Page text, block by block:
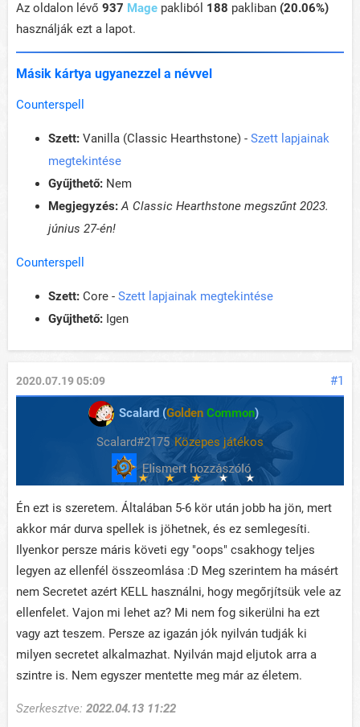
Az oldalon lévő 937 Mage pakliból 188 pakliban (20.06%)
használják ezt a lapot.
Másik kártya ugyanezzel a névvel
Counterspell
Szett: Vanilla (Classic Hearthstone) - Szett lapjainak
megtekintése
Gyűjthető: Nem
Megjegyzés: A Classic Hearthstone megszűnt 2023.
június 27-én!
Counterspell
Szett: Core - Szett lapjainak megtekintése
Gyűjthető: Igen
#1
2020.07.19 05:09
Scalard (Golden Common)
Scalard#2175 Közepes játékos
Én ezt is szeretem. Általában 5-6 kör után jobb ha jön, mert
akkor már durva spellek is jöhetnek, és ez semlegesíti.
Ilyenkor persze máris követi egy "oops" csakhogy teljes
legyen az ellenfél összeomlása :D Meg szerintem ha másért
nem Secretet azért KELL használni, hogy megőrjítsük vele az
ellenfelet. Vajon mi lehet az? Mi nem fog sikerülni ha ezt
vagy azt teszem. Persze az igazán jók nyilván tudják ki
milyen secretet alkalmazhat. Nyilván majd eljutok arra a
szintre is. Nem egyszer mentette meg már az életem.
Szerkesztve: 2022.04.13 11:22